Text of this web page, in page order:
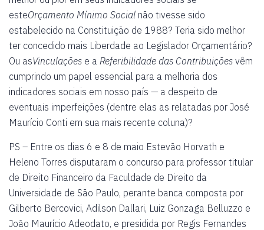
esteOrçamento Mínimo Social não tivesse sido
estabelecido na Constituição de 1988? Teria sido melhor
ter concedido mais Liberdade ao Legislador Orçamentário?
Ou asVinculações e a Referibilidade das Contribuições vêm
cumprindo um papel essencial para a melhoria dos
indicadores sociais em nosso país — a despeito de
eventuais imperfeições (dentre elas as relatadas por José
Maurício Conti em sua mais recente coluna)?
PS – Entre os dias 6 e 8 de maio Estevão Horvath e
Heleno Torres disputaram o concurso para professor titular
de Direito Financeiro da Faculdade de Direito da
Universidade de São Paulo, perante banca composta por
Gilberto Bercovici, Adilson Dallari, Luiz Gonzaga Belluzzo e
João Maurício Adeodato, e presidida por Regis Fernandes